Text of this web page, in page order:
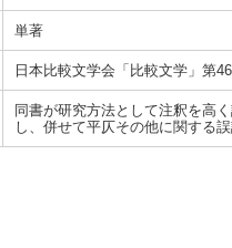
単著
日本比較文学会「比較文学」第
同書が研究方法として注釈を高
し、併せて平仄その他に関する